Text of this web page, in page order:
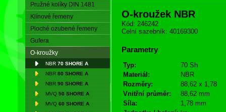
Pružné kolíky DIN 1481
Klínové řemeny
Ploché ozubené řemeny
Gufera
O-kroužky
NBR 70 SHORE A
NBR 80 SHORE A
NBR 90 SHORE A
MVQ 50 SHORE A
MVQ 60 SHORE A
O-kroužek NBR
Kód: 246242
Celní sazebník: 40169300
Parametry
Typ:
70 Sh
Materiál:
NBR
Rozměry:
88,62 x 1,78
Vnitřní průměr:
88,62 mm
Síla:
1,78 mm